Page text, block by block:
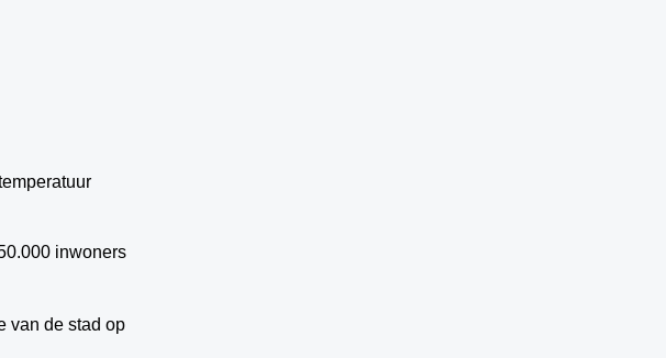
inwoners
van de stad op